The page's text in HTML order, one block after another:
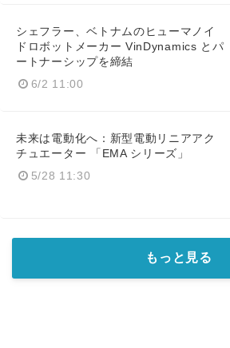
シェフラー、ベトナムのヒューマノイ
ドロボットメーカー VinDynamics とパ
ートナーシップを締結
6/2 11:00
未来は電動化へ：新型電動リニアアク
チュエーター 「EMA シリーズ」
5/28 11:30
もっと見る